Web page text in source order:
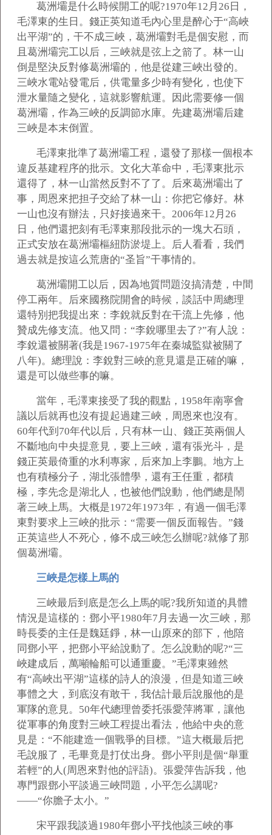
葛洲壩是什么時候開工的呢?1970年12月26日，
毛澤東的生日。錢正英知道毛內心里是醉心于“高峽
出平湖”的，干不成三峽，葛洲壩對毛是個安慰，而
且葛洲壩完工以后，三峽就是弦上之箭了。林一山
倒是堅決反對修葛洲壩的，他是從建三峽出發的。
三峽水電站發電后，供電量多少時有變化，也使下
泄水量隨之變化，這就影響航運。因此需要修一個
葛洲壩，作為三峽的反調節水庫。先建葛洲壩后建
三峽是本末倒置。
毛澤東批準了葛洲壩工程，還發了那樣一個根本
違反基建程序的批示。文化大革命中，毛澤東批示
還得了，林一山當然反對不了了。后來葛洲壩出了
事，周恩來把担子交給了林一山：你把它修好。林
一山也沒有辦法，只好接過來干。2006年12月26
日，他們還把刻有毛澤東那段批示的一塊大石頭，
正式安放在葛洲壩樞紐防淤堤上。后人看看，我們
過去就是按這么荒唐的“圣旨”干事情的。
葛洲壩開工以后，因為地質問題沒搞清楚，中間
停工兩年。后來國務院開會的時候，談話中周總理
還特別把我提出來：李銳就反對在干流上先修，他
贊成先修支流。他又問：“李銳哪里去了?”有人說：
李銳還被關著(我是1967-1975年在秦城監獄被關了
八年)。總理說：李銳對三峽的意見還是正確的嘛，
還是可以做些事的嘛。
當年，毛澤東接受了我的觀點，1958年南寧會
議以后就再也沒有提起過建三峽，周恩來也沒有。
60年代到70年代以后，只有林一山、錢正英兩個人
不斷地向中央提意見，要上三峽，還有張光斗，是
錢正英最倚重的水利專家，后來加上李鵬。地方上
也有積極分子，湖北張體學，還有王任重，都積
極，李先念是湖北人，也被他們說動，他們總是鬧
著三峽上馬。大概是1972年1973年，有過一個毛澤
東對要求上三峽的批示：“需要一個反面報告。”錢
正英這些人不死心，修不成三峽怎么辦呢?就修了那
個葛洲壩。
三峽是怎樣上馬的
三峽最后到底是怎么上馬的呢?我所知道的具體
情況是這樣的：鄧小平1980年7月去過一次三峽，那
時長委的主任是魏廷錚，林一山原來的部下，他陪
同鄧小平，把鄧小平給說動了。怎么說動的呢?“三
峽建成后，萬噸輪船可以通重慶。”毛澤東雖然
有“高峽出平湖”這樣的詩人的浪漫，但是知道三峽
事體之大，到底沒有敢干，我估計最后說服他的是
軍隊的意見。50年代總理曾委托張愛萍將軍，讓他
從軍事的角度對三峽工程提出看法，他給中央的意
見是：“不能建造一個戰爭的目標。”這大概最后把
毛說服了，毛畢竟是打仗出身。鄧小平則是個“舉重
若輕”的人(周恩來對他的評語)。張愛萍告訴我，他
專門跟鄧小平談過三峽問題，小平怎么講呢?
——“你膽子太小。”
宋平跟我談過1980年鄧小平找他談三峽的事